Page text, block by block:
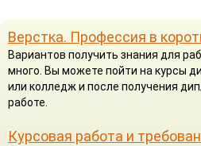
Верстка. Профессия в
Вариантов получить знания для
много. Вы можете пойти на курсы
или колледж и после получения
работе.
Курсовая работа и